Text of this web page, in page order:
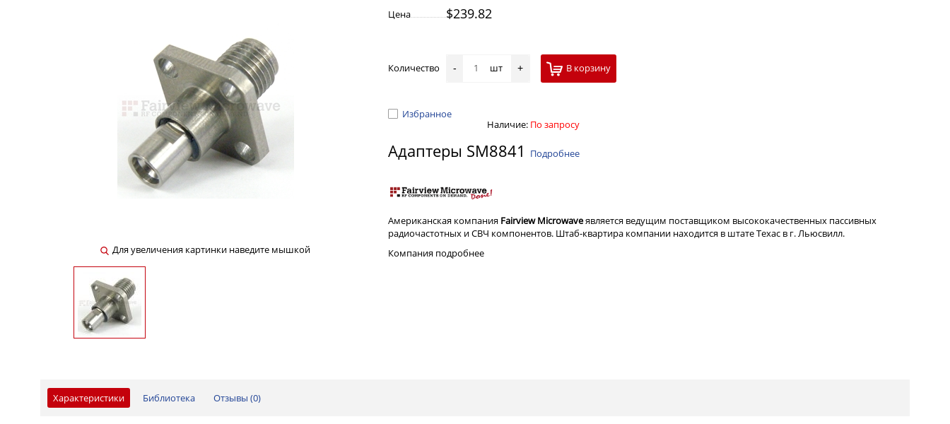
Для увеличения картинки наведите мышкой
Цена
$239.82
Количество - шт + В корзину
Избранное
Наличие: По запросу
Адаптеры SM8841 Подробнее
Американская компания Fairview Microwaveявляется ведущим поставщиком высококачественных пассивных
радиочастотных и СВЧ компонентов. Штаб-квартира компании находится в штате Техас в г. Льюсвилл.
Компания подробнее
Характеристики Библиотека Отзывы (0)